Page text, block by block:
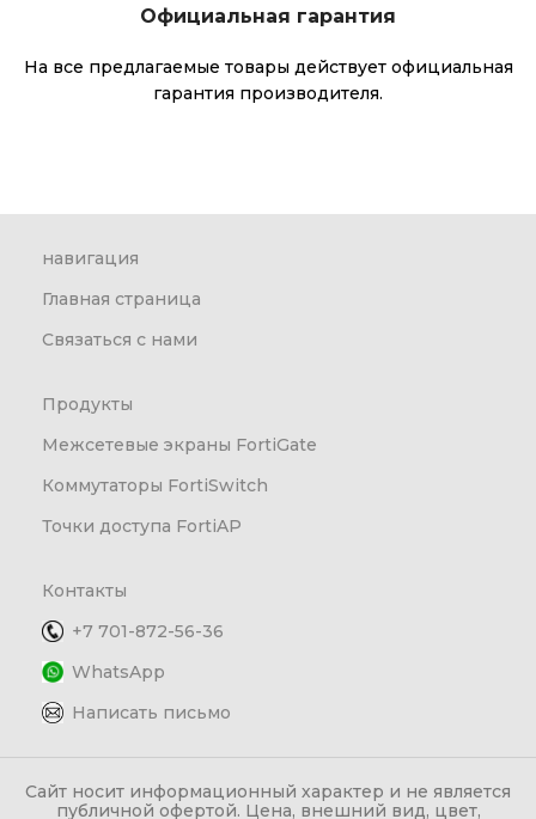
Официальная гарантия
На все предлагаемые товары действует официальная
гарантия производителя.
навигация
Главная страница
Связаться с нами
Продукты
Межсетевые экраны FortiGate
Коммутаторы FortiSwitch
Точки доступа FortiAP
Контакты
+7 701-872-56-36
WhatsApp
Написать письмо
Сайт носит информационный характер и не является
публичной офертой. Цена, внешний вид, цвет,